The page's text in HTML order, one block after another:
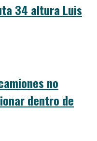
34 altura Luis
no
dentro de